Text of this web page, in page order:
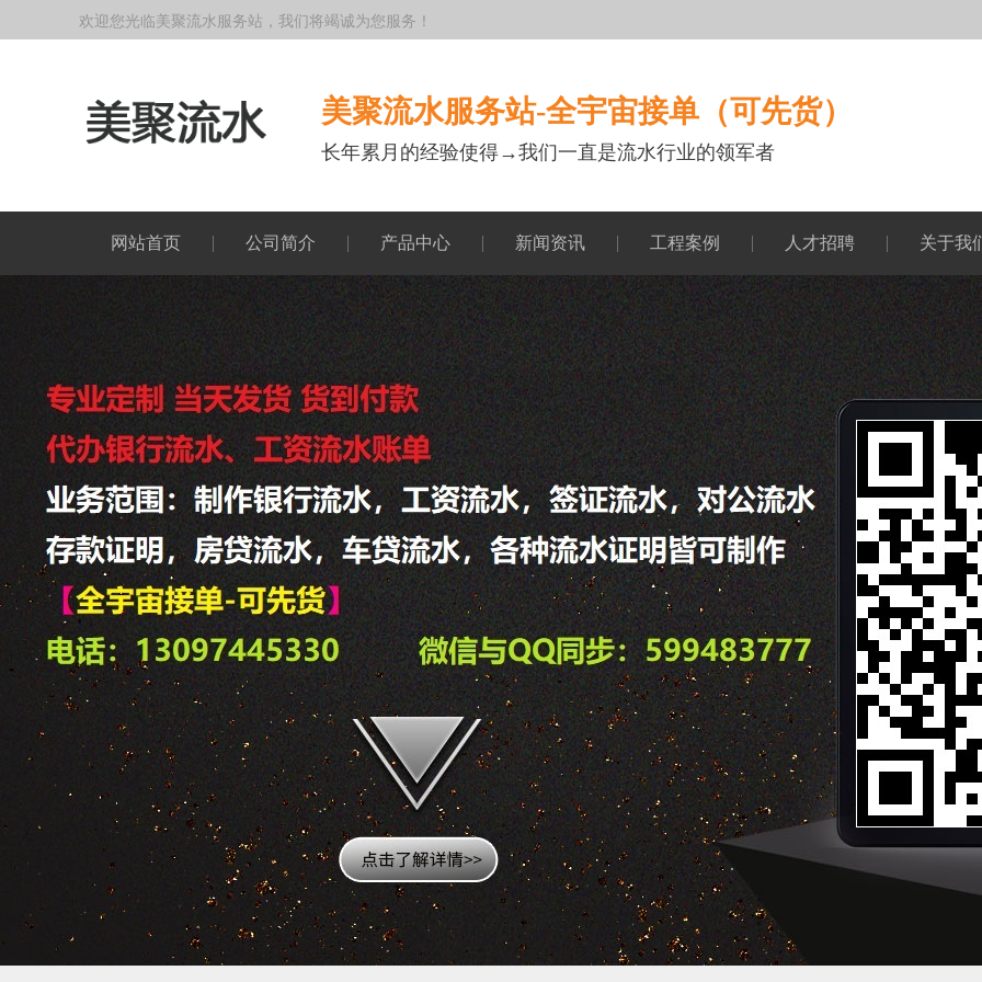
欢迎您光临美聚流水服务站，我们将竭诚为您服务！
美聚流水服务站-全宇宙接单（可先货）
长年累月的经验使得→我们一直是流水行业的领军者
网站首页 公司简介 产品中心 新闻资讯 工程案例 人才招聘 关于我